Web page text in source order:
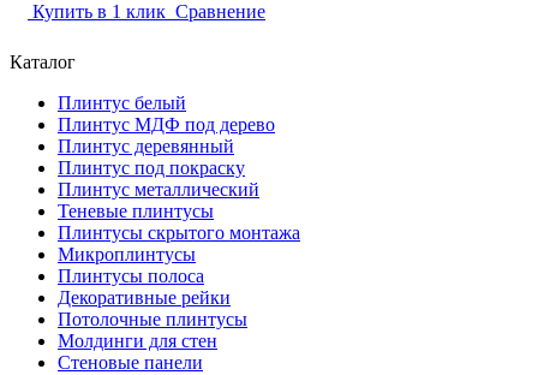
Купить в 1 клик Сравнение
Каталог
Плинтус белый
Плинтус МДФ под дерево
Плинтус деревянный
Плинтус под покраску
Плинтус металлический
Теневые плинтусы
Плинтусы скрытого монтажа
Микроплинтусы
Плинтусы полоса
Декоративные рейки
Потолочные плинтусы
Молдинги для стен
Стеновые панели